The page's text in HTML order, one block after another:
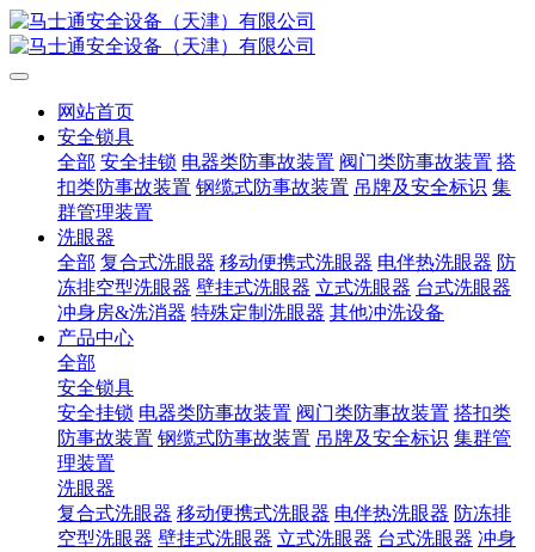
网站首页
安全锁具
全部 安全挂锁 电器类防事故装置 阀门类防事故装置 搭
扣类防事故装置 钢缆式防事故装置 吊牌及安全标识 集
群管理装置
洗眼器
全部 复合式洗眼器 移动便携式洗眼器 电伴热洗眼器 防
冻排空型洗眼器 壁挂式洗眼器 立式洗眼器 台式洗眼器
冲身房&洗消器 特殊定制洗眼器 其他冲洗设备
产品中心
全部
安全锁具
安全挂锁 电器类防事故装置 阀门类防事故装置 搭扣类
防事故装置 钢缆式防事故装置 吊牌及安全标识 集群管
理装置
洗眼器
复合式洗眼器 移动便携式洗眼器 电伴热洗眼器 防冻排
空型洗眼器 壁挂式洗眼器 立式洗眼器 台式洗眼器 冲身